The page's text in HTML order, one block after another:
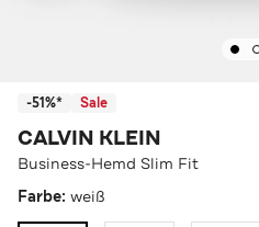
-51%* Sale
CALVIN KLEIN
Business-Hemd Slim Fit
Farbe: weiß